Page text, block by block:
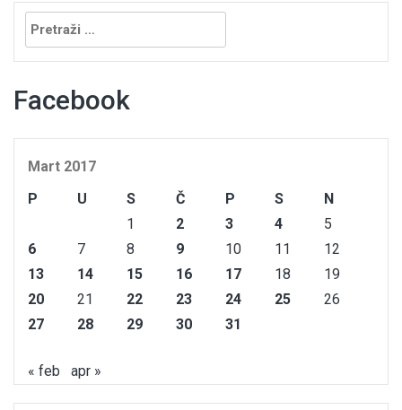
Pretraga:
Facebook
Mart 2017
P
U S Č P S
N
1
2 3 4
5
6
7 8 9 10 11
12
13
14 15 16 17 18
19
20
21 22 23 24 25
26
27
28 29 30 31
« feb apr »